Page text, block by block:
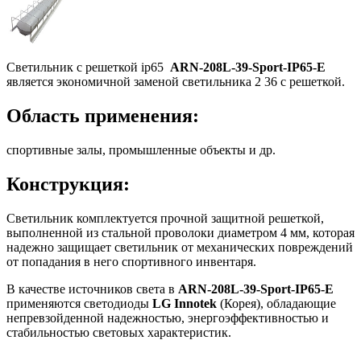
Светильник с решеткой ip65 ARN-208L-39-Sport-IP65-E
является экономичной заменой светильника 2 36 с решеткой.
Область применения:
спортивные залы, промышленные объекты и др.
Конструкция:
Светильник комплектуется прочной защитной решеткой,
выполненной из стальной проволоки диаметром 4 мм, которая
надежно защищает светильник от механических повреждений
от попадания в него спортивного инвентаря.
В качестве источников света в ARN-208L-39-Sport-IP65-E
применяются светодиоды LG Innotek (Корея), обладающие
непревзойденной надежностью, энергоэффективностью и
стабильностью световых характеристик.